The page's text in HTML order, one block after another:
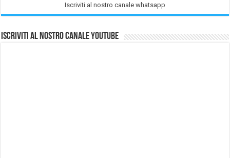
Iscriviti al nostro canale whatsapp
Iscriviti al nostro Canale Youtube